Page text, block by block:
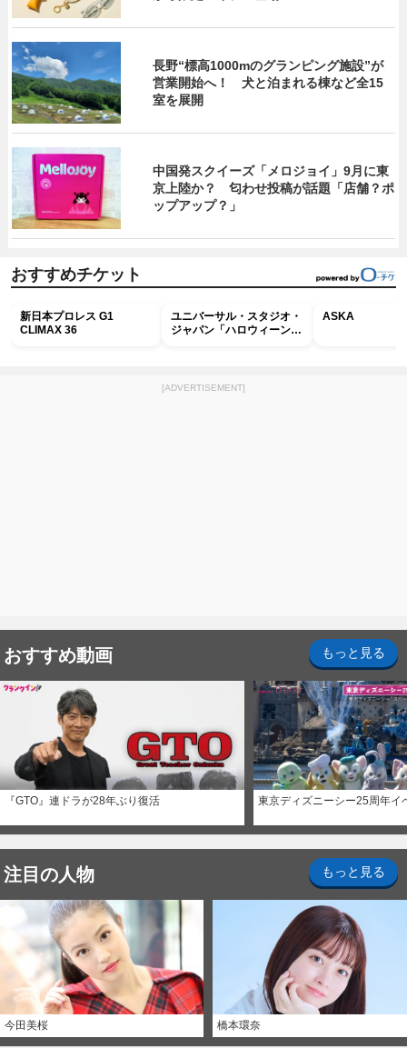
長野“標高1000mのグランピング施設”が
営業開始へ！ 犬と泊まれる棟など全15
室を展開
中国発スクイーズ「メロジョイ」9月に東
京上陸か？ 匂わせ投稿が話題「店舗？ポ
ップアップ？」
おすすめチケット
新日本プロレス G1
CLIMAX 36
ユニバーサル・スタジオ・
ジャパン「ハロウィーン・
ASKA
[ADVERTISEMENT]
おすすめ動画 もっと見る
『GTO』連ドラが28年ぶり復活 東京ディズニーシー25周年イ
注目の人物 もっと見る
今田美桜 橋本環奈